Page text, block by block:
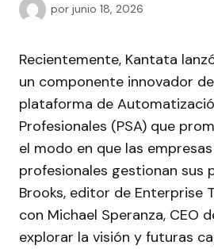
por junio 18, 2026
Recientemente, Kantata
un componente innovador
plataforma de
Profesionales (PSA) que
el modo en que las
profesionales gestionan sus
Brooks, editor de Enterprise
con Michael Speranza, CEO
explorar la visión y futuras